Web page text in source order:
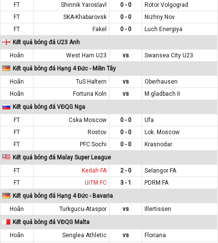
FT
Shinnik Yaroslavl 0 - 0
Rotor Volgograd
FT
SKA-Khabarovsk 0 - 0
Nizhny Nov
FT
Fakel 0 - 0
Luch Energiya
Kết quả bóng đá U23 Anh
Hoãn
West Ham U23 vs
Swansea City U23
Kết quả bóng đá Hạng 4 Đức - Miền Tây
Hoãn
TuS Haltern vs
Oberhausen
Hoãn
Fortuna Koln vs
M.gladbach II
Kết quả bóng đá VĐQG Nga
FT
Cska Moscow 0 - 0
Ufa
FT
Rostov 0 - 0
Lok. Moscow
FT
PFC Sochi 0 - 0
Krasnodar
Kết quả bóng đá Malay Super League
FT
Kedah FA 2 - 0
Selangor FA
FT
UiTM FC 3 - 1
PDRM FA
Kết quả bóng đá Hạng 4 Đức - Bavaria
Hoãn
Turkgucu-Ataspor vs
Illertissen
Kết quả bóng đá VĐQG Malta
Hoãn
Senglea Athletic vs
Floriana